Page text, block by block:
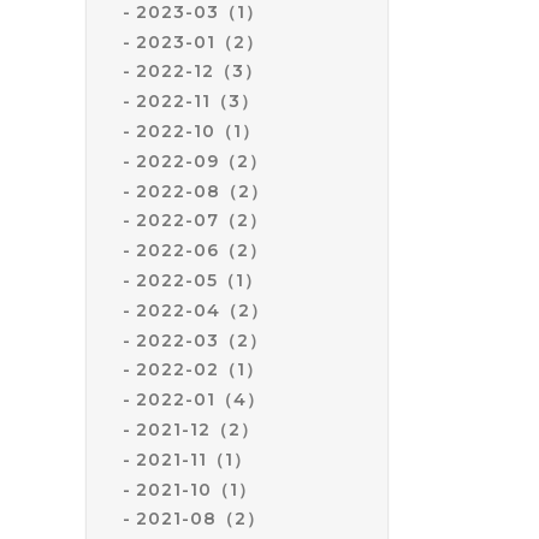
2023-03（1）
2023-01（2）
2022-12（3）
2022-11（3）
2022-10（1）
2022-09（2）
2022-08（2）
2022-07（2）
2022-06（2）
2022-05（1）
2022-04（2）
2022-03（2）
2022-02（1）
2022-01（4）
2021-12（2）
2021-11（1）
2021-10（1）
2021-08（2）